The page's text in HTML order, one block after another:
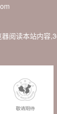
阅读本站内容